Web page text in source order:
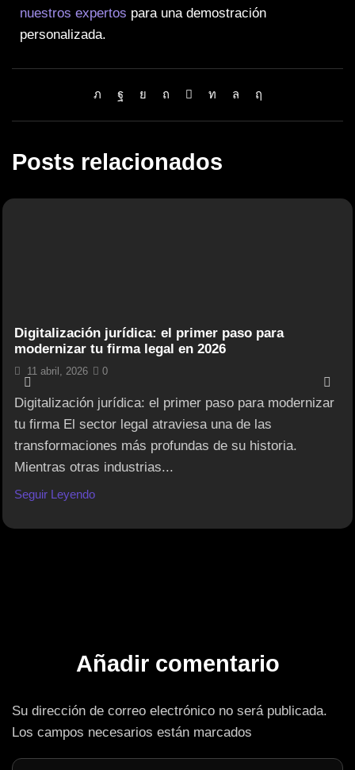
nuestros expertos para una demostración
personalizada.
Posts relacionados
Digitalización jurídica: el primer paso para
modernizar tu firma legal en 2026
11 abril, 2026 0
Digitalización jurídica: el primer paso para modernizar
tu firma El sector legal atraviesa una de las
transformaciones más profundas de su historia.
Mientras otras industrias...
Seguir Leyendo
Añadir comentario
Su dirección de correo electrónico no será publicada.
Los campos necesarios están marcados